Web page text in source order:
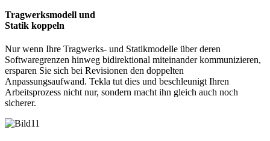
Tragwerksmodell und
Statik koppeln
Nur wenn Ihre Tragwerks- und Statikmodelle über deren
Softwaregrenzen hinweg bidirektional miteinander kommunizieren,
ersparen Sie sich bei Revisionen den doppelten
Anpassungsaufwand. Tekla tut dies und beschleunigt Ihren
Arbeitsprozess nicht nur, sondern macht ihn gleich auch noch
sicherer.